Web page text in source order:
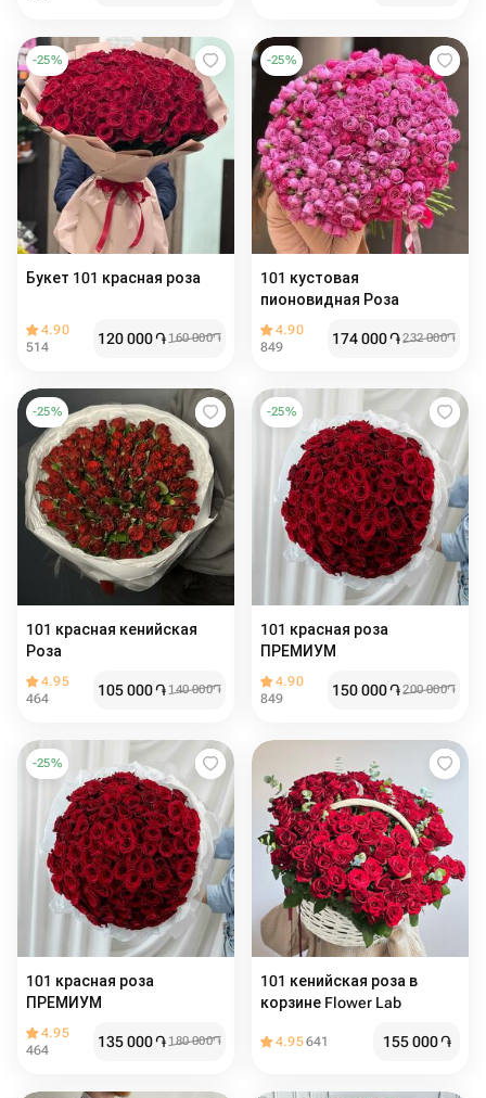
-25%
Букет 101 красная роза
4.90
514
120 000֏ 160 000֏
-25%
101 кустовая
пионовидная Роза
4.90
849
174 000֏232 000֏
-25%
101 красная кенийская
Роза
4.95
464
105 000֏ 140 000֏
-25%
101 красная роза
ПРЕМИУМ
4.90
849
150 000֏200 000֏
-25%
101 красная роза
ПРЕМИУМ
4.95
464
135 000֏ 180 000֏
101 кенийская роза в
корзине Flower Lab
4.95641 155 000֏